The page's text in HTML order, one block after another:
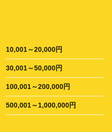
10,001～20,000円
30,001～50,000円
100,001～200,000円
500,001～1,000,000円